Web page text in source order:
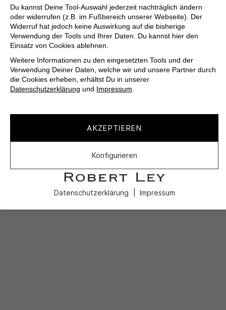
Du kannst Deine Tool-Auswahl jederzeit nachträglich ändern
oder widerrufen (z.B. im Fußbereich unserer Webseite). Der
Widerruf hat jedoch keine Auswirkung auf die bisherige
Verwendung der Tools und Ihrer Daten. Du kannst hier den
Einsatz von Cookies ablehnen.
Weitere Informationen zu den eingesetzten Tools und der
Verwendung Deiner Daten, welche wir und unsere Partner durch
die Cookies erheben, erhältst Du in unserer
Datenschutzerklärung und Impressum.
AKZEPTIEREN
Konfigurieren
Datenschutzerklärung Impressum